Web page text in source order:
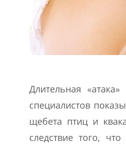
Длительная
специалистов
щебета птиц и
следствие того,